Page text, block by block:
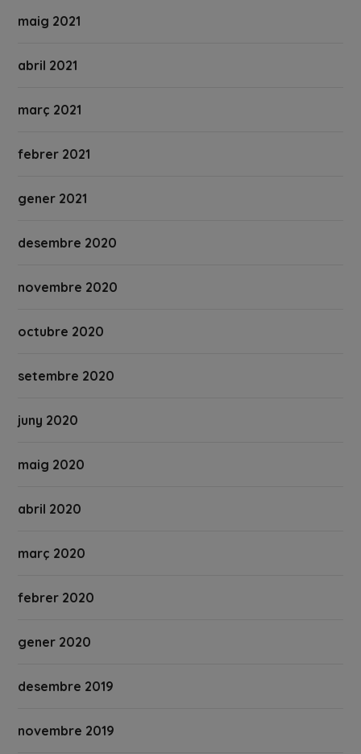
maig 2021
abril 2021
març 2021
febrer 2021
gener 2021
desembre 2020
novembre 2020
octubre 2020
setembre 2020
juny 2020
maig 2020
abril 2020
març 2020
febrer 2020
gener 2020
desembre 2019
novembre 2019